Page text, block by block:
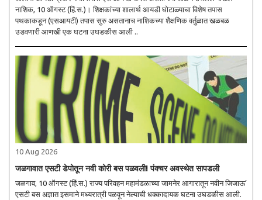
नाशिक, 10 ऑगस्ट (हिं.स.)। शिक्षकांच्या शालार्थ आयडी घोटाळ्याचा विशेष तपास
पथकाकडून (एसआयटी) तपास सुरु असतानाच नाशिकच्या शैक्षणिक वर्तुळात खळबळ
उडवणारी आणखी एक घटना उघडकीस आली ..
10 Aug 2026
जळगावात एसटी डेपोतून नवी कोरी बस पळवली! पंक्चर अवस्थेत सापडली
जळगाव, 10 ऑगस्ट (हिं.स.) राज्य परिवहन महामंडळाच्या जामनेर आगारातून नवीन जिजाऊ’
एसटी बस अज्ञात इसमाने मध्यरात्री पळवून नेल्याची धक्कादायक घटना उघडकीस आली.